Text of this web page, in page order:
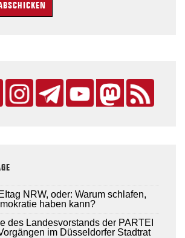
NRW, oder: Warum schlafen,
haben kann?
des Landesvorstands der PARTEI
im Düsseldorfer Stadtrat